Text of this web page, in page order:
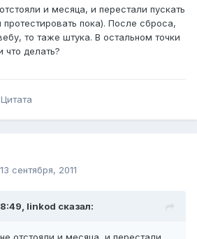
и месяца, и перестали пускать
пока). После сброса,
то таже штука. В остальном точки
делать?
Цитата
13 сентября, 2011
linkod сказал: